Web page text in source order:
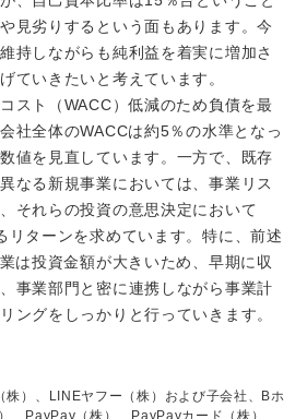
見劣りするという面もあります。今
持しながらも純利益を着実に増加さ
ていきたいと考えています。
スト（WACC）低減のため負債を最
社全体のWACCは約5％の水準となっ
値を見直しています。一方で、既存
なる新規事業においては、事業リス
それらの投資の意思決定において
リターンを求めています。特に、前述
は投資金額が大きいため、早期に収
事業部門と密に連携しながら事業計
ングをしっかりと行っていきます。
株）、LINEヤフー（株）および子会社、Bホ
、PayPay（株）、PayPayカード（株）、